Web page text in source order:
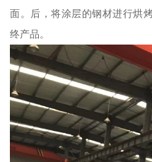
面。后，将涂层的钢材进行烘
终产品。